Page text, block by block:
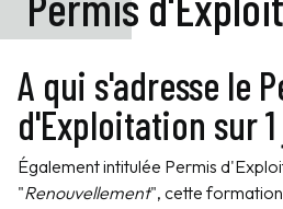
A qui s'adresse le
d'Exploitation sur
Également intitulée Permis
"Renouvellement", cette